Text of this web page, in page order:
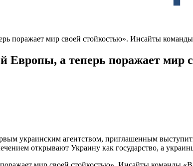
поражает мир своей стойкостью». Инсайты
Европы, а теперь поражает
украинским агентством, приглашенным
открывают Украину как государство, а